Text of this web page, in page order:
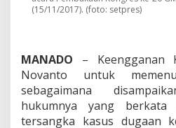
M
l
a
k
i
p
(15/11/2017). (foto: setpres)
MANADO – Keengganan
Novanto untuk
sebagaimana
hukumnya yang berkata
tersangka kasus dugaan